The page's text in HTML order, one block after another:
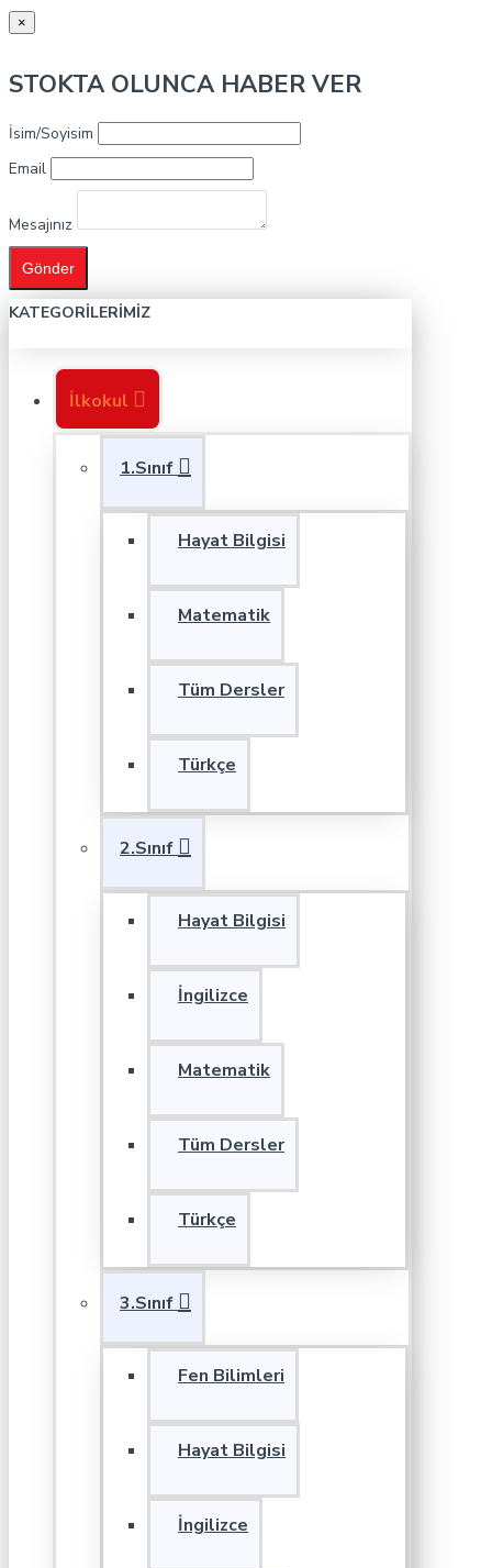
×
STOKTA OLUNCA HABER VER
İsim/Soyisim
Email
Mesajınız
Gönder
KATEGORILERIMIZ
İlkokul
1.Sınıf
Hayat Bilgisi
Matematik
Tüm Dersler
Türkçe
2.Sınıf
Hayat Bilgisi
İngilizce
Matematik
Tüm Dersler
Türkçe
3.Sınıf
Fen Bilimleri
Hayat Bilgisi
İngilizce